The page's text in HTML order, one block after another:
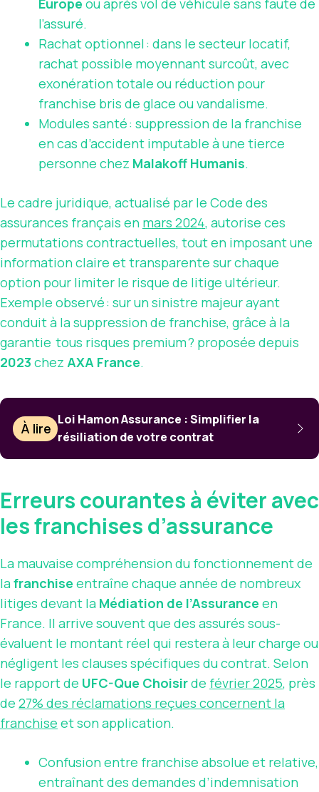
Europe ou après vol de véhicule sans faute de
l’assuré.
Rachat optionnel : dans le secteur locatif,
rachat possible moyennant surcoût, avec
exonération totale ou réduction pour
franchise bris de glace ou vandalisme.
Modules santé : suppression de la franchise
en cas d’accident imputable à une tierce
personne chez Malakoff Humanis.
Le cadre juridique, actualisé par le Code des
assurances français en mars 2024, autorise ces
permutations contractuelles, tout en imposant une
information claire et transparente sur chaque
option pour limiter le risque de litige ultérieur.
Exemple observé : sur un sinistre majeur ayant
conduit à la suppression de franchise, grâce à la
garantie tous risques premium ? proposée depuis
2023 chez AXA France.
À lire
Loi Hamon Assurance : Simplifier la
résiliation de votre contrat
Erreurs courantes à éviter avec
les franchises d’assurance
La mauvaise compréhension du fonctionnement de
lafranchise entraîne chaque année de nombreux
litiges devant la Médiation de l’Assurance en
France. Il arrive souvent que des assurés sous-
évaluent le montant réel qui restera à leur charge ou
négligent les clauses spécifiques du contrat. Selon
le rapport de UFC-Que Choisirde février 2025, près
de 27% des réclamations reçues concernent la
franchise et son application.
Confusion entre franchise absolue et relative,
entraînant des demandes d’indemnisation